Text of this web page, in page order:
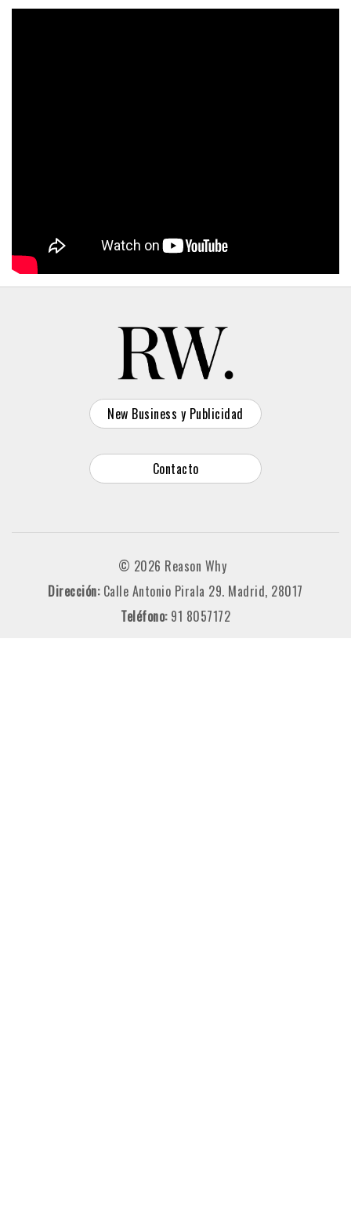
New Business y Publicidad
Contacto
© 2026 Reason Why
Dirección: Calle Antonio Pirala 29. Madrid, 28017
Teléfono: 91 8057172